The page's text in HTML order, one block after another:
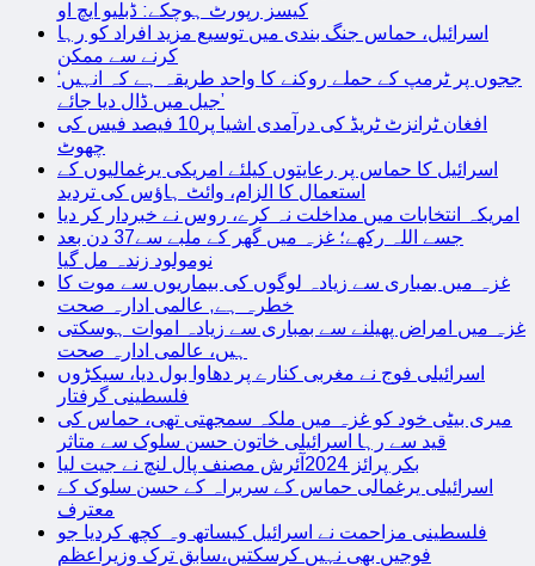
کیسز رپورٹ ہوچکے: ڈبلیو ایچ او
اسرائیل، حماس جنگ بندی میں توسیع مزید افراد کو رہا
کرنے سے ممکن
‘ججوں پر ٹرمپ کے حملے روکنے کا واحد طریقہ ہے کہ انہیں
جیل میں ڈال دیا جائے’
افغان ٹرانزٹ ٹریڈ کی درآمدی اشیا پر10 فیصد فیس کی
چھوٹ
اسرائیل کا حماس پر رعایتوں کیلئے امریکی یرغمالیوں کے
استعمال کا الزام، وائٹ ہاؤس کی تردید
امریکہ انتخابات میں مداخلت نہ کرے، روس نے خبردار کر دیا
جسے اللہ رکھے؛ غزہ میں گھر کے ملبے سے37 دن بعد
نومولود زندہ مل گیا
غزہ میں بمباری سے زیادہ لوگوں کی بیماریوں سے موت کا
خطرہ ہے, عالمی ادارہ صحت
غزہ میں امراض پھیلنے سے بمباری سے زیادہ اموات ہوسکتی
ہیں، عالمی ادارہ صحت
اسرائیلی فوج نے مغربی کنارے پر دھاوا بول دیا، سیکڑوں
فلسطینی گرفتار
میری بیٹی خود کو غزہ میں ملکہ سمجھتی تھی، حماس کی
قید سے رہا اسرائیلی خاتون حسن سلوک سے متاثر
بکر پرائز 2024آئرش مصنف پال لنچ نے جیت لیا
اسرائیلی یرغمالی حماس کے سربراہ کے حسن سلوک کے
معترف
فلسطینی مزاحمت نے اسرائیل کیساتھ وہ کچھ کردیا جو
فوجیں بھی نہیں کرسکتیں،سابق ترک وزیراعظم